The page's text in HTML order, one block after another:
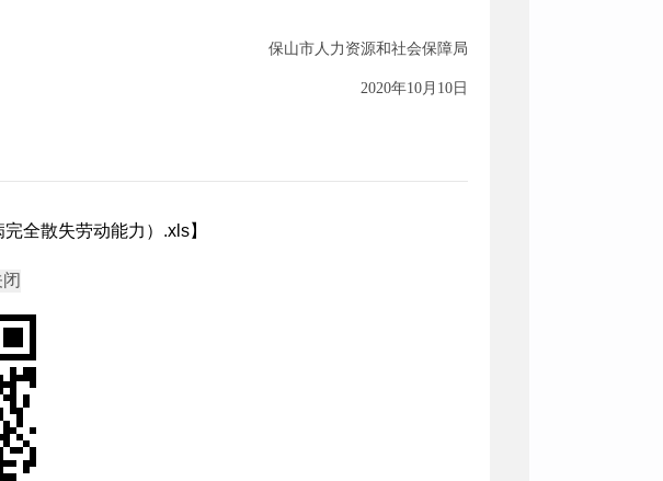
保山市人力资源和社会保障局
2020年10月10日
全散失劳动能力）.xls】